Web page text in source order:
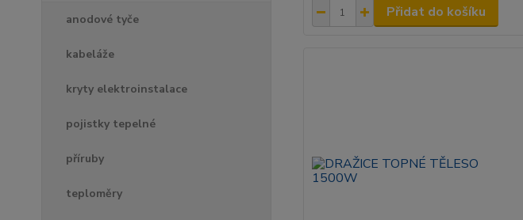
anodové tyče
kabeláže
kryty elektroinstalace
pojistky tepelné
příruby
teploměry
Přidat do košíku